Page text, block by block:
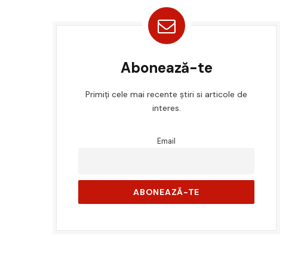
Abonează-te
Primiți cele mai recente știri si articole de
interes.
Email